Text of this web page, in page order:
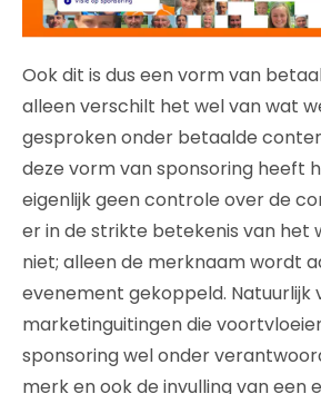
Ook dit is dus een vorm van
alleen verschilt het wel van wat
gesproken onder betaalde
deze vorm van sponsoring heeft
eigenlijk geen controle over de
er in de strikte betekenis van het
niet; alleen de merknaam wordt
evenement gekoppeld. Natuurlijk
marketinguitingen die
sponsoring wel onder
merk en ook de invulling van een